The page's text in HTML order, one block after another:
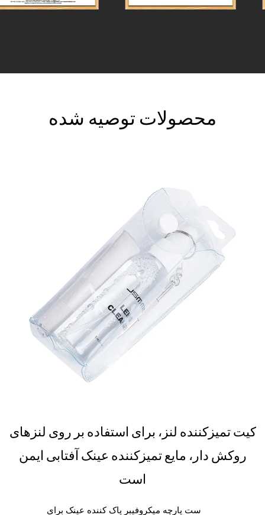
محصولات توصیه شده
کیت تمیزکننده لنز، برای استفاده بر روی لنزهای
روکش دار، مایع تمیزکننده عینک آفتابی ایمن
است
ست پارچه میکروفیبر پاک کننده عینک برای